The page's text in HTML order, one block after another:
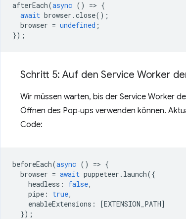
afterEach(async () => {
await browser .close();
browser = undefined ;
});
Schritt 5: Auf den Service Worker
Wir müssen warten, bis der Service Worker
Öffnen des Pop‑ups verwenden können.
Code:
beforeEach(async () => {
browser = await puppeteer . launch({
headless : false,
pipe : true,
enableExtensions : [EXTENSION_PATH]
});